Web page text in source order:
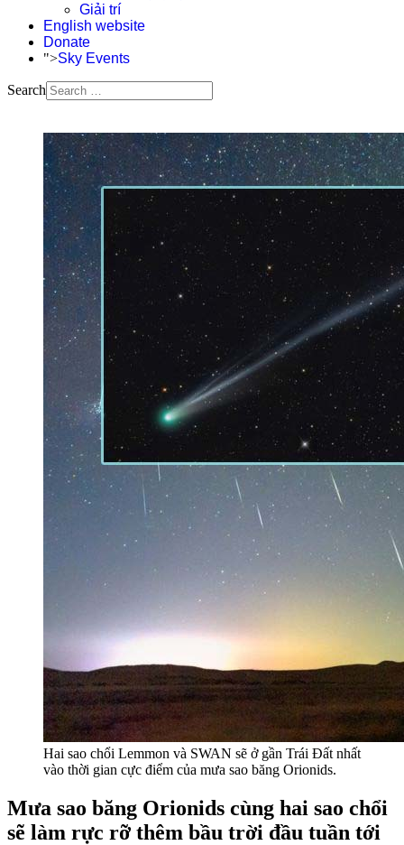
Giải trí
English website
Donate
">Sky Events
Search
Hai sao chổi Lemmon và SWAN sẽ ở gần Trái Đất nhất
vào thời gian cực điểm của mưa sao băng Orionids.
Mưa sao băng Orionids cùng hai sao chổi
sẽ làm rực rỡ thêm bầu trời đầu tuần tới